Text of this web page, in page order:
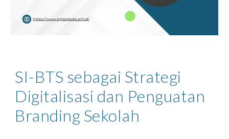
SI-BTS sebagai Strategi
Digitalisasi dan Penguatan
Branding Sekolah